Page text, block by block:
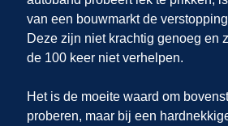
van een bouwmarkt de
Deze zijn niet krachtig genoeg en
de 100 keer niet verhelpen.
Het is de moeite waard om
proberen, maar bij een